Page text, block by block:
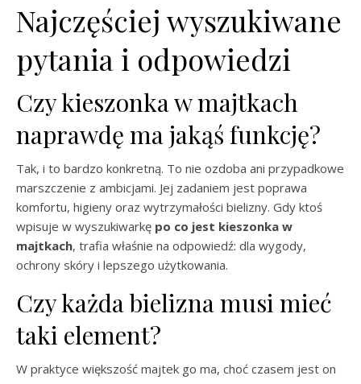
Najczęściej wyszukiwane
pytania i odpowiedzi
Czy kieszonka w majtkach
naprawdę ma jakąś funkcję?
Tak, i to bardzo konkretną. To nie ozdoba ani przypadkowe
marszczenie z ambicjami. Jej zadaniem jest poprawa
komfortu, higieny oraz wytrzymałości bielizny. Gdy ktoś
wpisuje w wyszukiwarkę po co jest kieszonka w
majtkach, trafia właśnie na odpowiedź: dla wygody,
ochrony skóry i lepszego użytkowania.
Czy każda bielizna musi mieć
taki element?
W praktyce większość majtek go ma, choć czasem jest on